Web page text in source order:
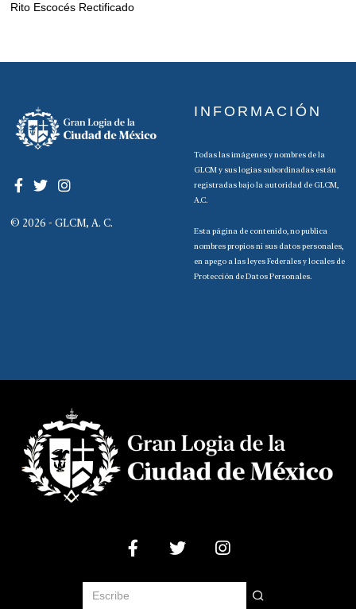
Rito Escocés Rectificado
© 2026 - GLCM, A. C.
INFORMACIÓN
Todas las imágenes y nombres de la
GLCM y sus logias subordinadas están
registradas bajo la autoridad de GLCM,
A.C.
Esta página de contenido, no publica
nombres propios ni sus datos personales,
en apego a las leyes Federales y locales de
Protección de Datos Personales.